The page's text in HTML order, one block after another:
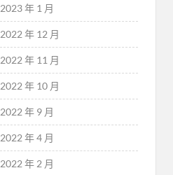
2023 年 1 月
2022 年 12 月
2022 年 11 月
2022 年 10 月
2022 年 9 月
2022 年 4 月
2022 年 2 月